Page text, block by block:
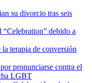
su divorcio tras seis
debido a
terapia de conversión
pronunciarse contra el
LGBT